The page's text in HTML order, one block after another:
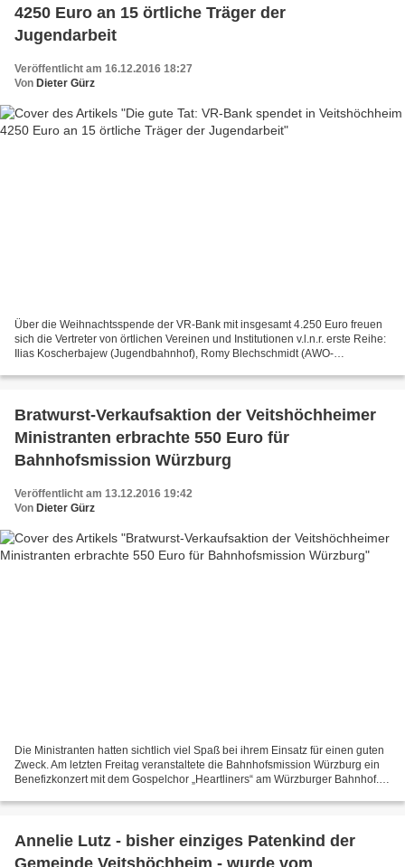
4250 Euro an 15 örtliche Träger der
Jugendarbeit
Veröffentlicht am 16.12.2016 18:27
Von Dieter Gürz
Über die Weihnachtsspende der VR-Bank mit insgesamt 4.250 Euro freuen
sich die Vertreter von örtlichen Vereinen und Institutionen v.l.n.r. erste Reihe:
Ilias Koscherbajew (Jugendbahnhof), Romy Blechschmidt (AWO-
Bratwurst-Verkaufsaktion der Veitshöchheimer
Ministranten erbrachte 550 Euro für
Bahnhofsmission Würzburg
Veröffentlicht am 13.12.2016 19:42
Von Dieter Gürz
Die Ministranten hatten sichtlich viel Spaß bei ihrem Einsatz für einen guten
Zweck. Am letzten Freitag veranstaltete die Bahnhofsmission Würzburg ein
Benefizkonzert mit dem Gospelchor „Heartliners“ am Würzburger Bahnhof.
Annelie Lutz - bisher einziges Patenkind der
Gemeinde Veitshöchheim - wurde vom